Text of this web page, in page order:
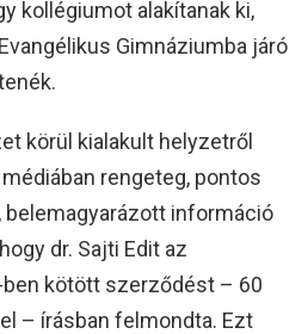
kollégiumot alakítanak ki,
Gimnáziumba járó
körül kialakult helyzetről
rengeteg, pontos
információ
dr. Sajti Edit az
kötött szerződést – 60
– írásban felmondta. Ezt